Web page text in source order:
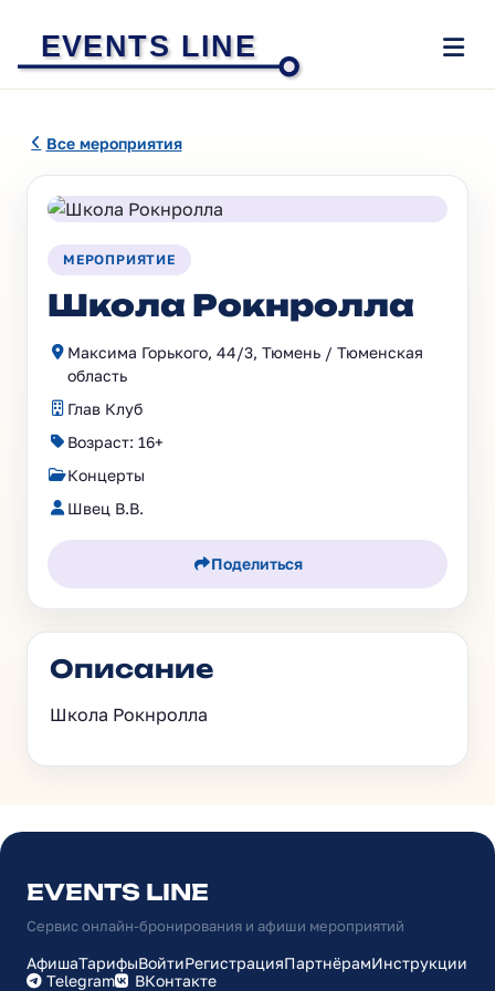
EVENTS LINE
Все мероприятия
МЕРОПРИЯТИЕ
Школа Рокнролла
Максима Горького, 44/3, Тюмень / Тюменская
область
Глав Клуб
Возраст: 16+
Концерты
Швец В.В.
Поделиться
Описание
Школа Рокнролла
EVENTS LINE
Сервис онлайн-бронирования и афиши мероприятий
АфишаТарифыВойтиРегистрацияПартнёрамИнструкции
Telegram
ВКонтакте